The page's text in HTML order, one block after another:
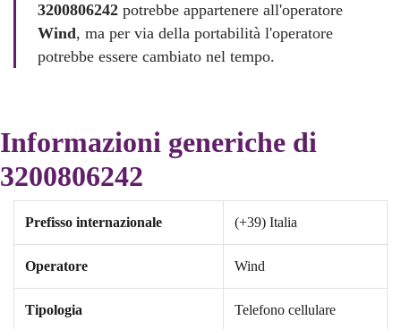
3200806242 potrebbe appartenere all'operatore
Wind, ma per via della portabilità l'operatore
potrebbe essere cambiato nel tempo.
Informazioni generiche di
3200806242
Prefisso internazionale (+39) Italia
Operatore Wind
Tipologia Telefono cellulare